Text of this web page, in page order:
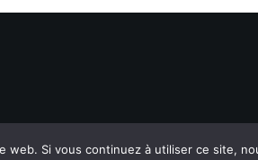
Si vous continuez à utiliser ce site,